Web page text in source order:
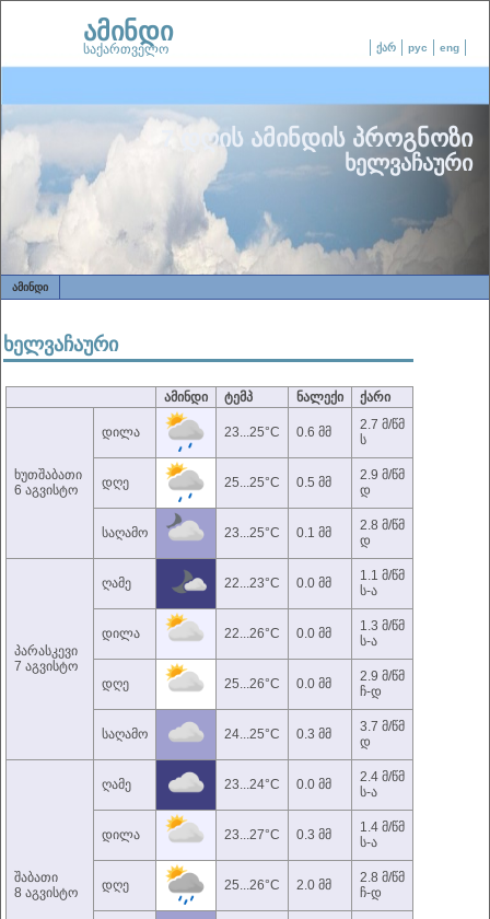
ქარ рус eng
ამინდი
საქართველო
7 დღის ამინდის პროგნოზი
ხელვაჩაური
ᲐᲛᲘᲜᲓᲘ
ხელვაჩაური
ამინდი ტემპ ნალექი ქარი
ხუთშაბათი
6 აგვისტო
დილა 23...25°C 0.6 მმ
2.7 მ/წმ
ს
დღე 25...25°C 0.5 მმ
2.9 მ/წმ
დ
საღამო 23...25°C 0.1 მმ
2.8 მ/წმ
დ
პარასკევი
7 აგვისტო
ღამე 22...23°C 0.0 მმ
1.1 მ/წმ
ს-ა
დილა 22...26°C 0.0 მმ
1.3 მ/წმ
ს-ა
დღე 25...26°C 0.0 მმ
2.9 მ/წმ
ჩ-დ
საღამო 24...25°C 0.3 მმ
3.7 მ/წმ
დ
შაბათი
8 აგვისტო
ღამე 23...24°C 0.0 მმ
2.4 მ/წმ
ს-ა
დილა 23...27°C 0.3 მმ
1.4 მ/წმ
ს-ა
დღე 25...26°C 2.0 მმ
2.8 მ/წმ
ჩ-დ